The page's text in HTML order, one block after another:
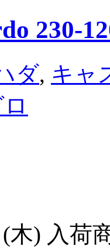
230-
ダ, キャ
(木) 入荷